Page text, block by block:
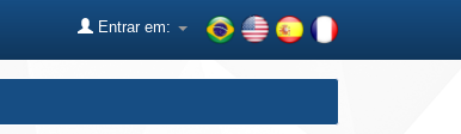
Entrar em: